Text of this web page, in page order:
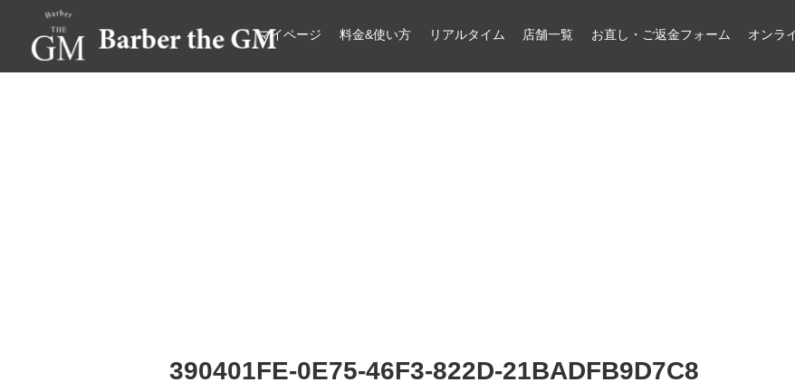
マイページ 料金&使い方 リアルタイム 店舗一覧 お直し・ご返金フォーム オンラ
390401FE-0E75-46F3-822D-21BADFB9D7C8